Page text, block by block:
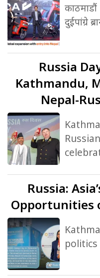
काठमाडौं
दुईपांग्रे
Russia
Kathmandu,
Nepal-
Russia:
Opportunities